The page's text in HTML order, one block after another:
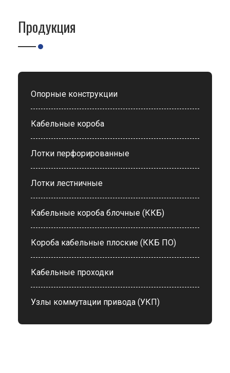
Продукция
Опорные конструкции
Кабельные короба
Лотки перфорированные
Лотки лестничные
Кабельные короба блочные (ККБ)
Короба кабельные плоские (ККБ ПО)
Кабельные проходки
Узлы коммутации привода (УКП)